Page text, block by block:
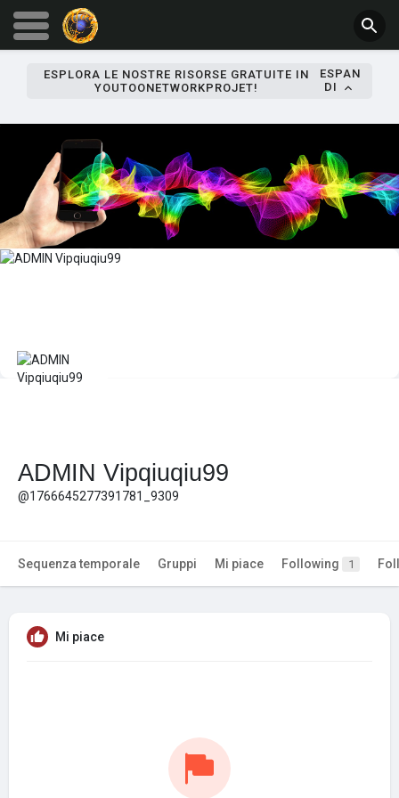
ESPLORA LE NOSTRE RISORSE GRATUITE IN
YOUTOONETWORKPROJET!
ESPAN
DI
ADMIN Vipqiuqiu99
@1766645277391781_9309
Sequenza temporale Gruppi Mi piace Following 1
Mi piace